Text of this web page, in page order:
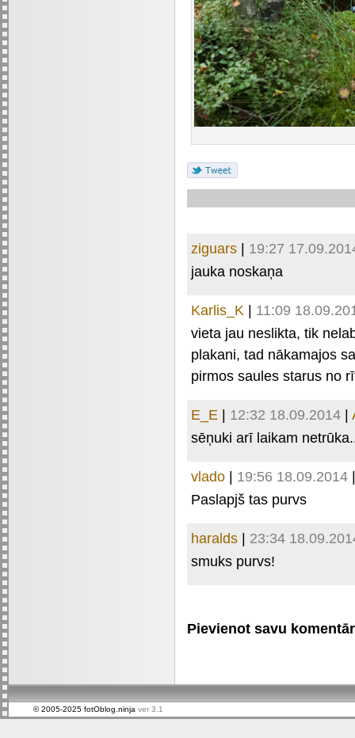
ziguars | 19:27
jauka noskaņa
Karlis_K | 11:09
vieta jau neslikta, tik
plakani, tad nākamajos
pirmos saules starus no
E_E | 12:32 18.09.2014 |
sēņuki arī laikam
vlado | 19:56 18.09.2014
Paslapjš tas purvs
haralds | 23:34
smuks purvs!
Pievienot savu
© 2005-2025 fotOblog.ninja ver 3.1